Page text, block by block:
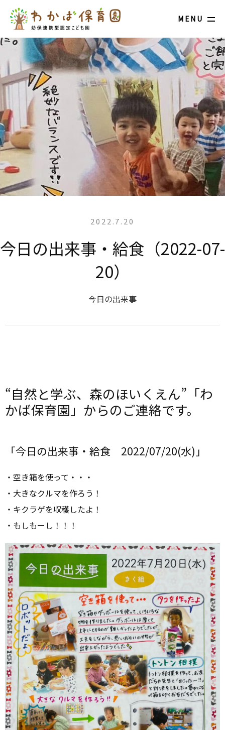
MENU
2022.7.20
今日の出来事・給食（2022-07-
20）
今日の出来事
“自然と学ぶ、森のほいくえん”「わ
かば保育園」からのご連絡です。
「今日の出来事・給食 2022/07/20(水)」
・空き箱を使って・・・
・大きなクルマを作ろう！
・キクラゲを収穫したよ！
・もしもーし！！！